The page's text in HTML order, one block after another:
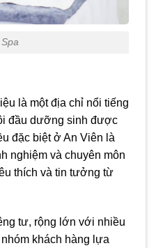
là một địa chỉ nổi tiếng
đầu dưỡng sinh được
đặc biệt ở An Viên là
nghiệm và chuyên môn
thích và tin tưởng từ
tư, rộng lớn với nhiều
khách hàng lựa